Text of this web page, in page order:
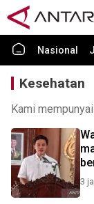
Nasional
Kesehatan
Kami
3